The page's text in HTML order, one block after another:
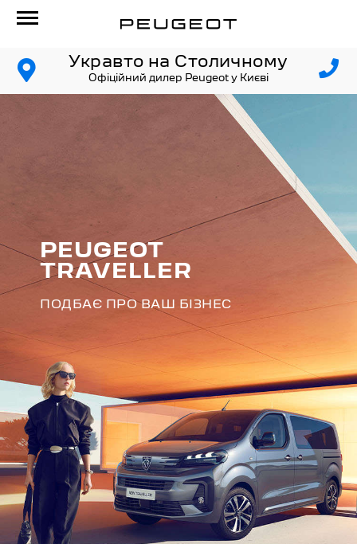
Укравто на Столичному
Офіційний дилер Peugeot у Києві
PEUGEOT
TRAVELLER
ПОДБАЄ ПРО ВАШ БІЗНЕС